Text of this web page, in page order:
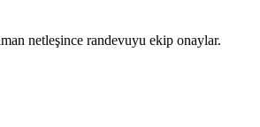
netleşince randevuyu ekip onaylar.